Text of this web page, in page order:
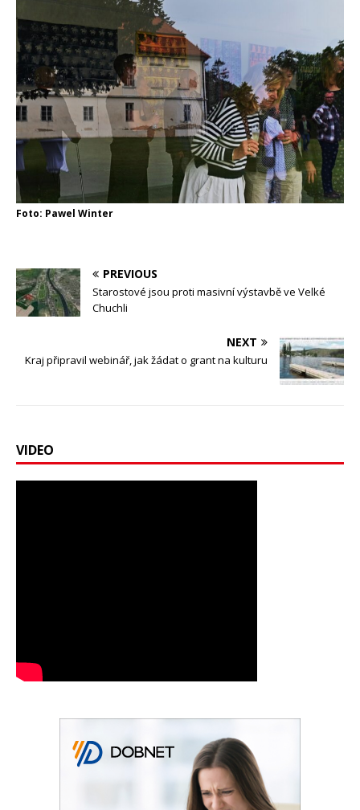
Foto: Pawel Winter
PREVIOUS
Starostové jsou proti masivní výstavbě ve Velké
Chuchli
NEXT
Kraj připravil webinář, jak žádat o grant na kulturu
VIDEO